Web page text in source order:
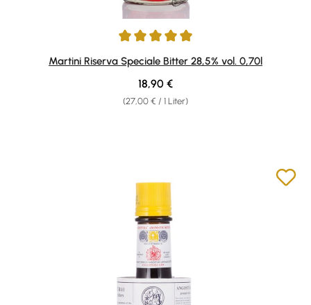
Durchschnittliche Bewertung von 5 von 5 Sternen
Martini Riserva Speciale Bitter 28,5% vol. 0,70l
(27,00 € / 1 Liter)
Regulärer Preis:
18,90 €